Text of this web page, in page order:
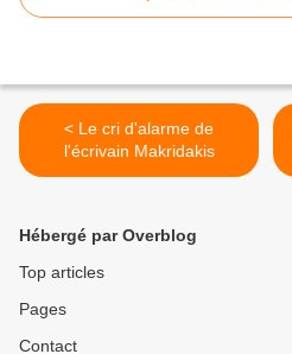
< Le cri d'alarme de
l'écrivain Makridakis
Hébergé par Overblog
Top articles
Pages
Contact